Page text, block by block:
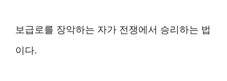
보급로를 장악하는 자가 전쟁에서 승리하는 법
이다.